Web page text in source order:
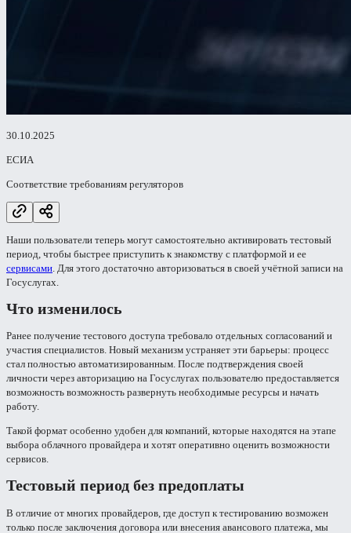
30.10.2025
ЕСИА
Соответствие требованиям регуляторов
Наши пользователи теперь могут самостоятельно активировать тестовый
период, чтобы быстрее приступить к знакомству с платформой и ее
сервисами . Для этого достаточно авторизоваться в своей учётной записи на
Госуслугах.
Что изменилось
Ранее получение тестового доступа требовало отдельных согласований и
участия специалистов. Новый механизм устраняет эти барьеры: процесс
стал полностью автоматизированным. После подтверждения своей
личности через авторизацию на Госуслугах пользователю предоставляется
возможность возможность развернуть необходимые ресурсы и начать
работу.
Такой формат особенно удобен для компаний, которые находятся на этапе
выбора облачного провайдера и хотят оперативно оценить возможности
сервисов.
Тестовый период без предоплаты
В отличие от многих провайдеров, где доступ к тестированию возможен
только после заключения договора или внесения авансового платежа, мы